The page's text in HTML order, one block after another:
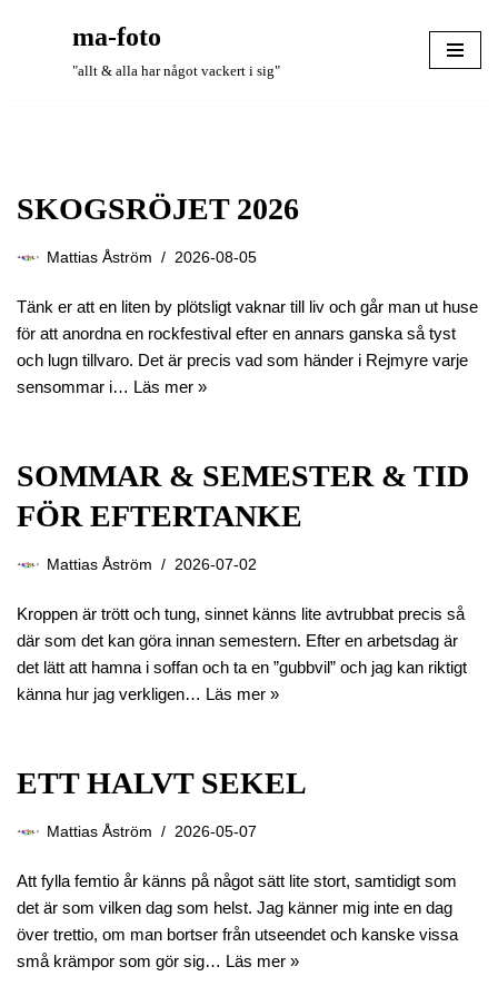
ma-foto
"allt & alla har något vackert i sig"
SKOGSRÖJET 2026
Mattias Åström 2026-08-05
Tänk er att en liten by plötsligt vaknar till liv och går man ut huse
för att anordna en rockfestival efter en annars ganska så tyst
och lugn tillvaro. Det är precis vad som händer i Rejmyre varje
sensommar i… Läs mer »
SOMMAR & SEMESTER & TID
FÖR EFTERTANKE
Mattias Åström 2026-07-02
Kroppen är trött och tung, sinnet känns lite avtrubbat precis så
där som det kan göra innan semestern. Efter en arbetsdag är
det lätt att hamna i soffan och ta en ”gubbvil” och jag kan riktigt
känna hur jag verkligen… Läs mer »
ETT HALVT SEKEL
Mattias Åström 2026-05-07
Att fylla femtio år känns på något sätt lite stort, samtidigt som
det är som vilken dag som helst. Jag känner mig inte en dag
över trettio, om man bortser från utseendet och kanske vissa
små krämpor som gör sig… Läs mer »